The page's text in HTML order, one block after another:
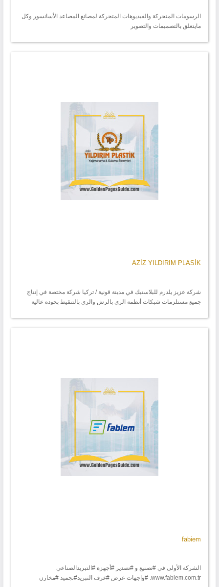
الرسومات المتحركة والفيديوهات المتحركة لمصانع المصاعد الأسانسور وكل
مايتعلق بالتصميمات والتصوير
AZİZ YILDIRIM PLASİK
شركة عزيز يلدرم للبلاستيك في مدينة قونية / تركيا شركة مختصة في إنتاج
جميع مستلزمات شبكات أنظمة الري بالرش والري بالتنقيط بجودة عالية
fabiem
الشركة الأولى في #تصنيع و #تصدير #أجهزة #التبريدالصناعي
www.fabiem.com.tr. #واجهات عرض #غرف التبريد#تجميد #مخازن